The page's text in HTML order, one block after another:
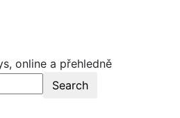
online a přehledně